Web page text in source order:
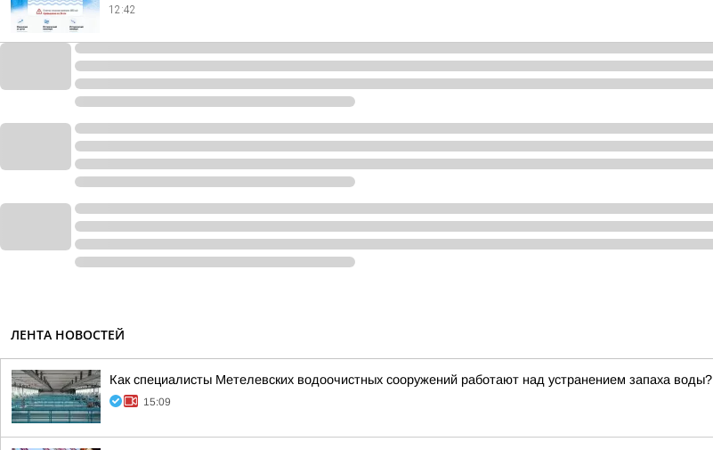
12:42
ЛЕНТА НОВОСТЕЙ
Как специалисты Метелевских водоочистных сооружений работают над устранением запаха воды?
15:09